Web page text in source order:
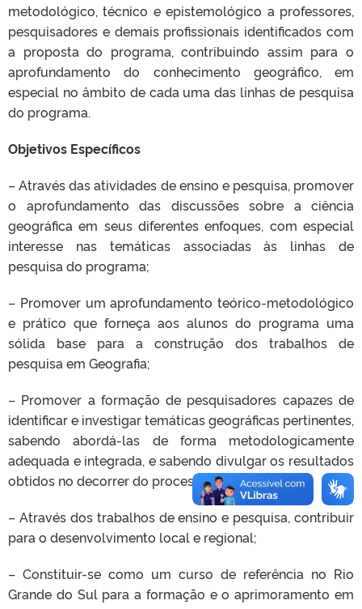
metodológico, técnico e epistemológico a professores,
pesquisadores e demais profissionais identificados com
a proposta do programa, contribuindo assim para o
aprofundamento do conhecimento geográfico, em
especial no âmbito de cada uma das linhas de pesquisa
do programa.
Objetivos Específicos
– Através das atividades de ensino e pesquisa, promover
o aprofundamento das discussões sobre a ciência
geográfica em seus diferentes enfoques, com especial
interesse nas temáticas associadas às linhas de
pesquisa do programa;
– Promover um aprofundamento teórico-metodológico
e prático que forneça aos alunos do programa uma
sólida base para a construção dos trabalhos de
pesquisa em Geografia;
– Promover a formação de pesquisadores capazes de
identificar e investigar temáticas geográficas pertinentes,
sabendo abordá-las de forma metodologicamente
adequada e integrada, e sabendo divulgar os resultados
obtidos no decorrer do processo de pesquisa.
– Através dos trabalhos de ensino e pesquisa, contribuir
para o desenvolvimento local e regional;
– Constituir-se como um curso de referência no Rio
Grande do Sul para a formação e o aprimoramento em